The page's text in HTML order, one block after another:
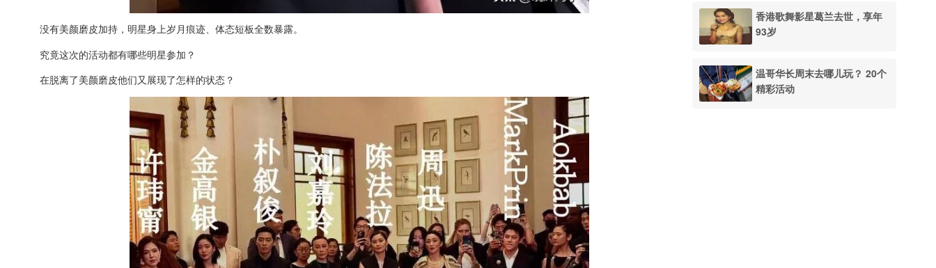
没有美颜磨皮加持，明星身上岁月痕迹、体态短板全数暴露。
究竟这次的活动都有哪些明星参加？
在脱离了美颜磨皮他们又展现了怎样的状态？
香港歌舞影星葛兰去世，享年
93岁
温哥华长周末去哪儿玩？ 20个
精彩活动